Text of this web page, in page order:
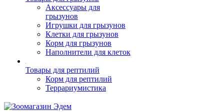
Аксессуары для
грызунов
Игрушки для грызунов
Клетки для грызунов
Корм для грызунов
Наполнители для клеток
Товары для рептилий
Корм для рептилий
Террариумистика